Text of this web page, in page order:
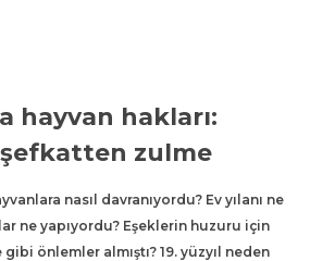
hayvan hakları:
zulme
nasıl davranıyordu? Ev yılanı ne
ne yapıyordu? Eşeklerin huzuru için
önlemler almıştı? 19. yüzyıl neden